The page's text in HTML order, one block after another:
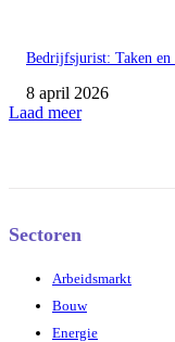
Bedrijfsjurist: Taken en
8 april 2026
Laad meer
Sectoren
Arbeidsmarkt
Bouw
Energie